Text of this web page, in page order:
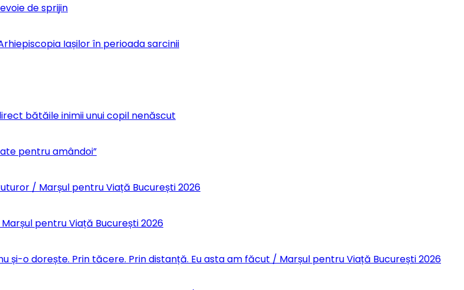
de sprijin
Iașilor în perioada sarcinii
bătăile inimii unui copil nenăscut
pentru amândoi”
/ Marșul pentru Viață București 2026
pentru Viață București 2026
și-o dorește. Prin tăcere. Prin distanță. Eu asta am făcut / Marșul pentru Viață București 2026